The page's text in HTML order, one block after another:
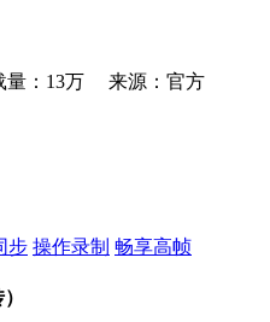
量：13万
来源：官方
步 操作录制 畅享高帧